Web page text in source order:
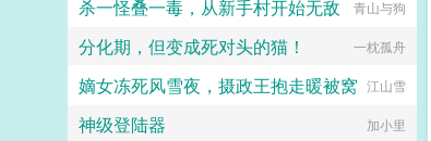
出来东西找个班上吧。还是读者
本第五本第六本楚祖怎么样，虽然演
道什么叫边缘角色吗？人气大爆角色
存稿箱吐章节，偶尔抽空改错字2警
小姐，咱俩床上挺搭的，霍太太的位
已，就连陆黎都没当真。后来热搜爆
眼圈抱起她乖，以后这些我来干...
杀一怪叠一毒，从新手村开始无敌
青山与狗
分化期，但变成死对头的猫！ 一枕孤舟
嫡女冻死风雪夜，摄政王抱走暖被窝 江山雪
神级登陆器 加小里